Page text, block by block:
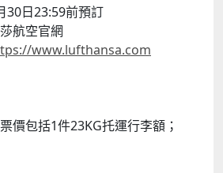
30日23:59前預訂
航空官網
www.lufthansa.com
價包括1件23KG托運行李額；